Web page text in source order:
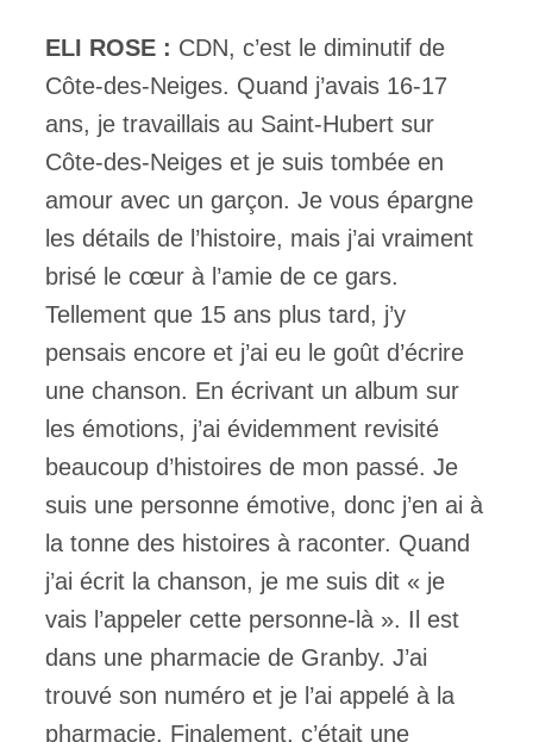
ELI ROSE : CDN, c’est le diminutif de
Côte-des-Neiges. Quand j’avais 16-17
ans, je travaillais au Saint-Hubert sur
Côte-des-Neiges et je suis tombée en
amour avec un garçon. Je vous épargne
les détails de l’histoire, mais j’ai vraiment
brisé le cœur à l’amie de ce gars.
Tellement que 15 ans plus tard, j’y
pensais encore et j’ai eu le goût d’écrire
une chanson. En écrivant un album sur
les émotions, j’ai évidemment revisité
beaucoup d’histoires de mon passé. Je
suis une personne émotive, donc j’en ai à
la tonne des histoires à raconter. Quand
j’ai écrit la chanson, je me suis dit « je
vais l’appeler cette personne-là ». Il est
dans une pharmacie de Granby. J’ai
trouvé son numéro et je l’ai appelé à la
pharmacie. Finalement, c’était une